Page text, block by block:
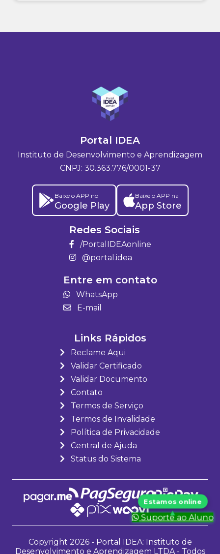
Suporte ao Aluno
Portal IDEA
Instituto de Desenvolvimento e Aprendizagem
CNPJ: 30.363.776/0001-37
Baixe o APP no
Google Play
Baixe o APP na
App Store
Redes Sociais
/PortalIDEAonline
@portal.idea
Entre em contato
WhatsApp
E-mail
Links Rápidos
Reclame Aqui
Validar Certificado
Validar Documento
Contato
Termos de Serviço
Termos de Invalidade
Política de Privacidade
Central de Ajuda
Status do Sistema
Copyright 2026 - Portal IDEA: Instituto de
Desenvolvimento e Aprendizagem LTDA - Todos